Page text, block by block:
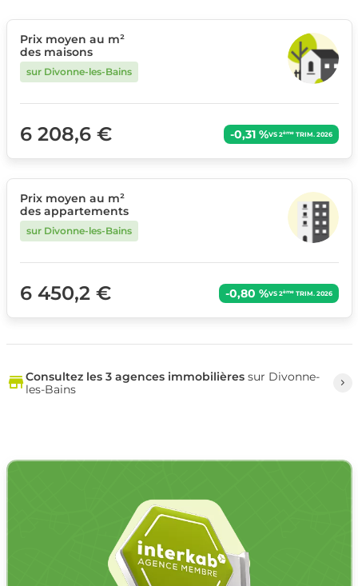
Prix moyen au m²
des maisons
sur Divonne-les-Bains
6 208,6 € -0,31 %VS 2èmeTRIM. 2026
Prix moyen au m²
des appartements
sur Divonne-les-Bains
6 450,2 € -0,80 %VS 2èmeTRIM. 2026
Consultez les 3 agences immobilièressur Divonne-
les-Bains